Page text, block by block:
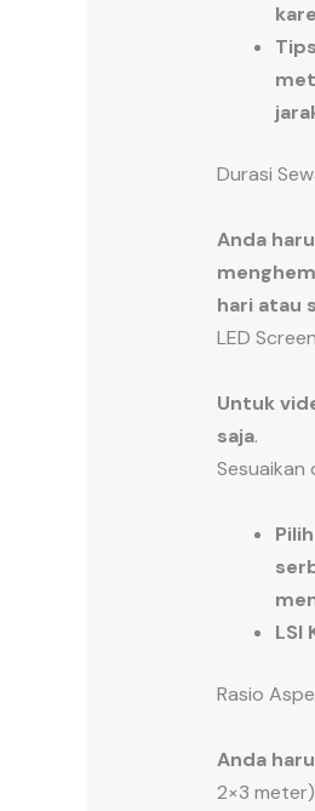
Durasi
Anda
hari atau
LED
Untuk
saja.
Sesuaikan
LSI
Rasio
Anda
2×3 meter